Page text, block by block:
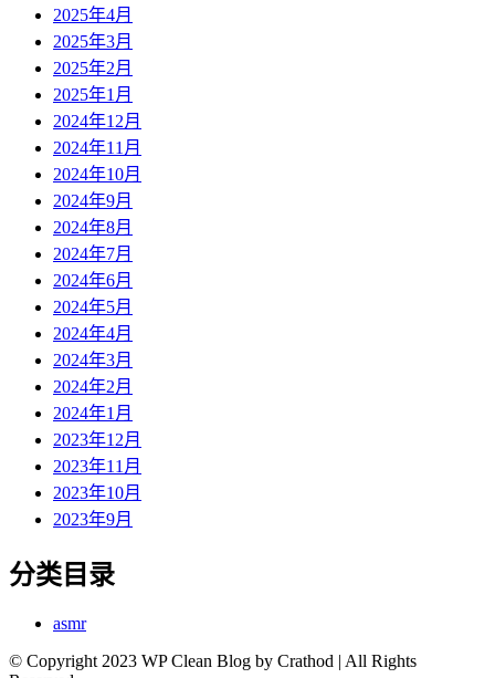
2025年4月
2025年3月
2025年2月
2025年1月
2024年12月
2024年11月
2024年10月
2024年9月
2024年8月
2024年7月
2024年6月
2024年5月
2024年4月
2024年3月
2024年2月
2024年1月
2023年12月
2023年11月
2023年10月
2023年9月
分类目录
asmr
© Copyright 2023 WP Clean Blog by Crathod | All Rights